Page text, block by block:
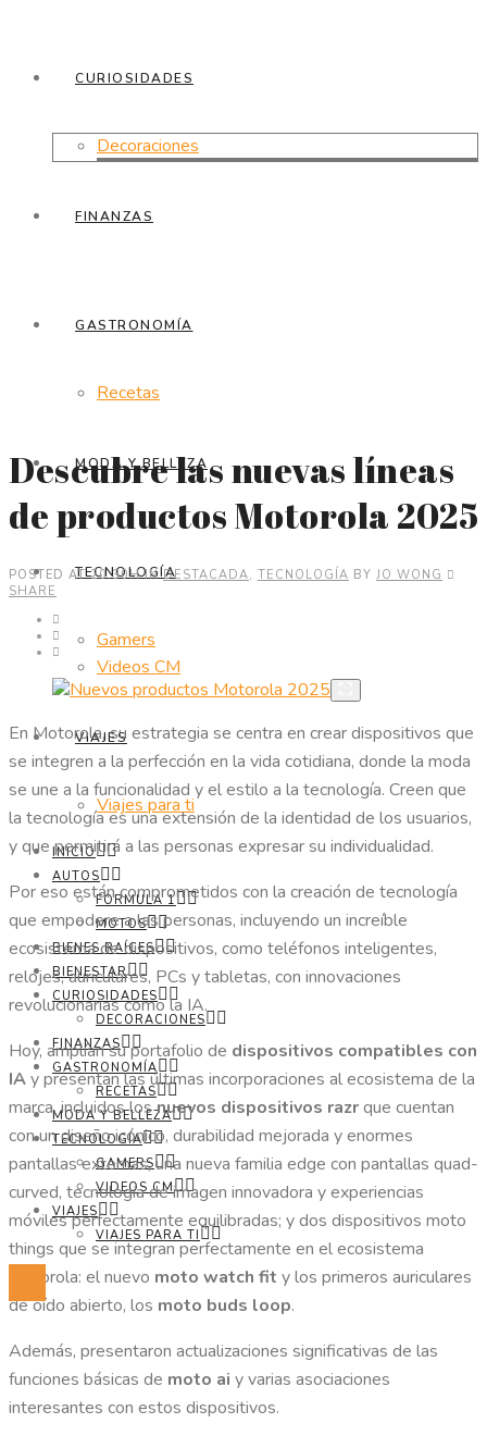
CURIOSIDADES
Decoraciones
FINANZAS
GASTRONOMÍA
Recetas
MODA Y BELLEZA
TECNOLOGÍA
Gamers
Videos CM
VIAJES
Viajes para ti
INICIO
AUTOS
FORMULA 1
MOTOS
BIENES RAÍCES
BIENESTAR
CURIOSIDADES
DECORACIONES
FINANZAS
GASTRONOMÍA
RECETAS
MODA Y BELLEZA
TECNOLOGÍA
GAMERS
VIDEOS CM
VIAJES
VIAJES PARA TI
Descubre las nuevas líneas
de productos Motorola 2025
POSTED AT 20:30HINDESTACADA, TECNOLOGÍA BY JO WONG
SHARE
En Motorola, su estrategia se centra en crear dispositivos que
se integren a la perfección en la vida cotidiana, donde la moda
se une a la funcionalidad y el estilo a la tecnología. Creen que
la tecnología es una extensión de la identidad de los usuarios,
y que permitirá a las personas expresar su individualidad.
Por eso están comprometidos con la creación de tecnología
que empodere a las personas, incluyendo un increíble
ecosistema de dispositivos, como teléfonos inteligentes,
relojes, auriculares, PCs y tabletas, con innovaciones
revolucionarias como la IA.
Hoy, amplían su portafolio de dispositivos compatibles con
IAy presentan las últimas incorporaciones al ecosistema de la
marca, incluidos losnuevos dispositivos razrque cuentan
con un diseño icónico, durabilidad mejorada y enormes
pantallas externas; una nueva familia edge con pantallas quad-
curved, tecnología de imagen innovadora y experiencias
móviles perfectamente equilibradas; y dos dispositivos moto
things que se integran perfectamente en el ecosistema
Motorola: el nuevo moto watch fit y los primeros auriculares
de oído abierto, los moto buds loop.
Además, presentaron actualizaciones significativas de las
funciones básicas de moto ai y varias asociaciones
interesantes con estos dispositivos.